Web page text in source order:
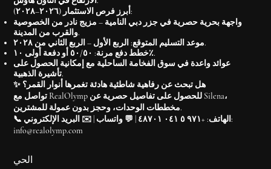
أبرز فرص الاستثمار (٢٠٢٦–٢٠٢٨):
واجهة بحرية حصرية في جزر دبي النامية – مزيج نادر من الخصوصية
والقرب من المدينة.
موعد التسليم المتوقع: الربع الأول – الربع الثاني من ٢٠٢٨.
خطط دفع مرنة: ٥٠/٥٠ أو دفعة أولى ١٠٪.
عوائد واعدة في سوق الفخامة الساحلية مع إمكانية الحصول على
تأشيرة الذهبية.
✨ هل تبحث عن رفاهية شاطئية هادئة تغمرها أنوار القمر؟
تواصل مع RealOlymp
مخططات الوحدات، وحجز بدون عمولة للمشترين.
📞 الهاتف: +٩٧١ ٥ ٠٤١ ٤٨٧٠١ | 💬 واتساب | ✉️ البريد الإلكتروني:
info@realolymp.com
الحي